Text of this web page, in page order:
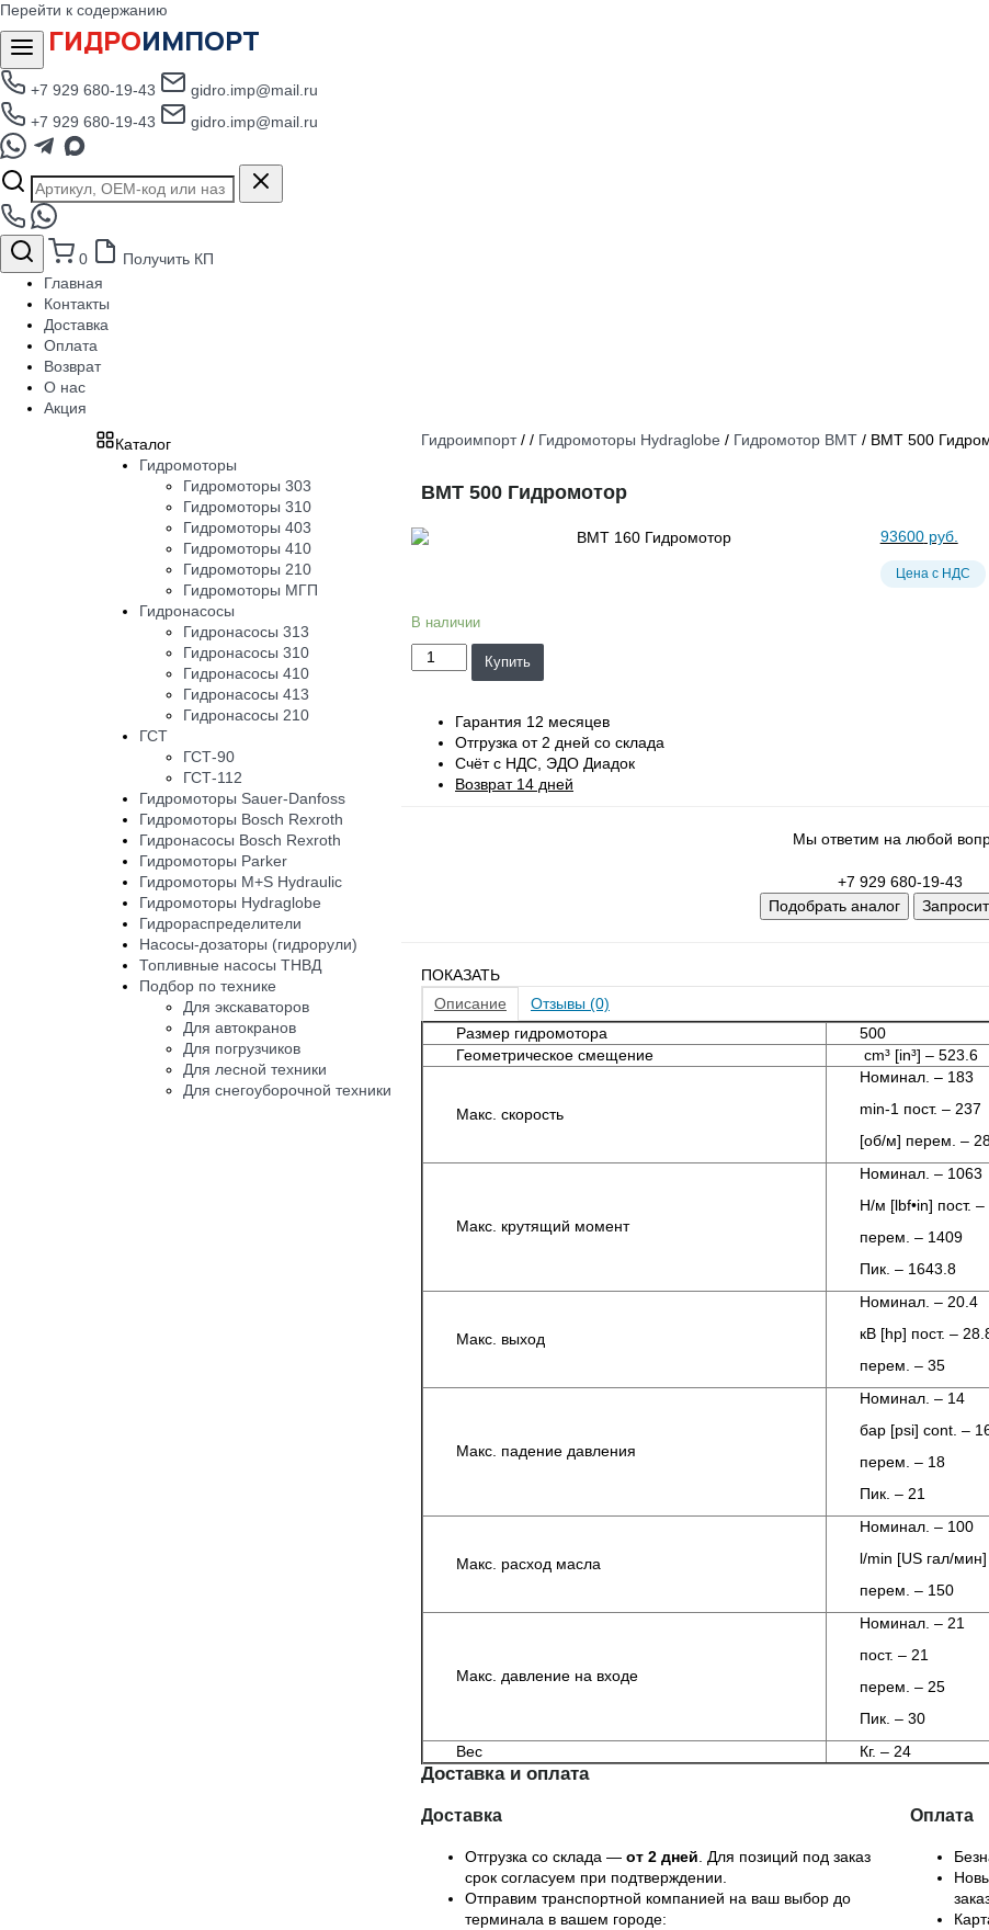
Перейти к содержанию
ГИДРОИМПОРТ
+7 929 680-19-43
gidro.imp@mail.ru
+7 929 680-19-43
gidro.imp@mail.ru
0
Получить КП
Главная
Контакты
Доставка
Оплата
Возврат
О нас
Акция
Гидроимпорт/ / Гидромоторы Hydraglobe / Гидромотор BMT / BMT 500
BMT 500 Гидромотор
93600руб.
Цена с НДС
В наличии
Купить
Гарантия 12 месяцев
Отгрузка от 2 дней со склада
Счёт с НДС, ЭДО Диадок
Возврат 14 дней
Мы ответим на любой
+7 929 680-19-43
Подобрать аналог
ПОКАЗАТЬ
Описание
Отзывы (0)
Размер гидромотора
500
Геометрическое смещение
cm³ [in³] – 523.6
Макс. скорость
Номинал. – 183
min-1 пост. – 237
[об/м] перем. –
Макс. крутящий момент
Номинал. – 1063
Н/м [lbf•in] пост.
перем. – 1409
Пик. – 1643.8
Макс. выход
Номинал. – 20.4
кВ [hp] пост. –
перем. – 35
Макс. падение давления
Номинал. – 14
бар [psi] cont. –
перем. – 18
Пик. – 21
Макс. расход масла
Номинал. – 100
l/min [US гал/
перем. – 150
Макс. давление на входе
Номинал. – 21
пост. – 21
перем. – 25
Пик. – 30
Вес
Кг. – 24
Доставка и оплата
Доставка
Отгрузка со склада — от 2 дней . Для позиций под заказ
срок согласуем при подтверждении.
Отправим транспортной компанией на ваш выбор до
терминала в вашем городе:
Оплата
Каталог
Гидромоторы
Гидромоторы 303
Гидромоторы 310
Гидромоторы 403
Гидромоторы 410
Гидромоторы 210
Гидромоторы МГП
Гидронасосы
Гидронасосы 313
Гидронасосы 310
Гидронасосы 410
Гидронасосы 413
Гидронасосы 210
ГСТ
ГСТ-90
ГСТ-112
Гидромоторы Sauer-Danfoss
Гидромоторы Bosch Rexroth
Гидронасосы Bosch Rexroth
Гидромоторы Parker
Гидромоторы M+S Hydraulic
Гидромоторы Hydraglobe
Гидрораспределители
Насосы-дозаторы (гидрорули)
Топливные насосы ТНВД
Подбор по технике
Для экскаваторов
Для автокранов
Для погрузчиков
Для лесной техники
Для снегоуборочной техники